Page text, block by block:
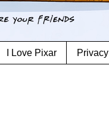
I Love Pixar Privacy